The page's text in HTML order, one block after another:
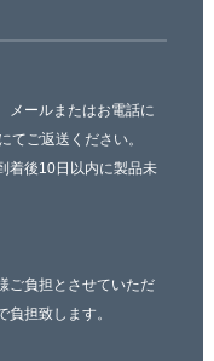
メールまたはお電話に
てご返送ください。
着後10日以内に製品未
ご負担とさせていただ
担致します。